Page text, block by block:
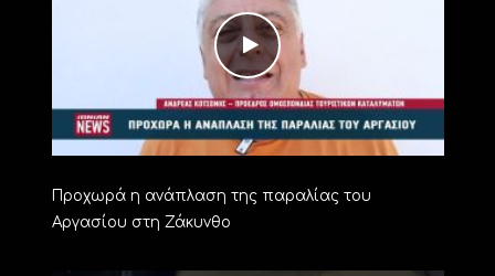
Προχωρά η ανάπλαση της παραλίας του
Αργασίου στη Ζάκυνθο